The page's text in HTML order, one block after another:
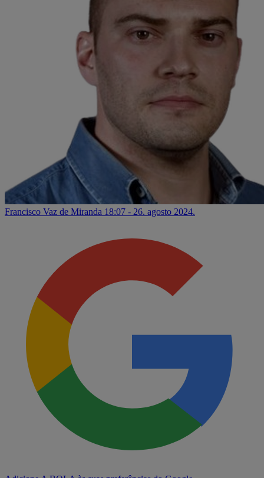
Francisco Vaz de Miranda 18:07 - 26. agosto 2024.